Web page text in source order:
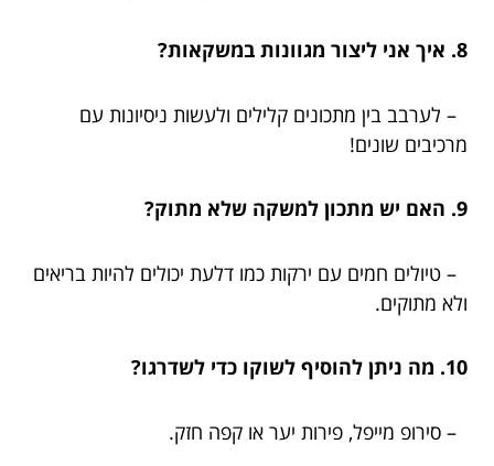
8. איך אני ליצור מגוונות במשקאות?
– לערבב בין מתכונים קלילים ולעשות ניסיונות עם
מרכיבים שונים!
9. האם יש מתכון למשקה שלא מתוק?
– טיולים חמים עם ירקות כמו דלעת יכולים להיות בריאים
ולא מתוקים.
10. מה ניתן להוסיף לשוקו כדי לשדרגו?
– סירופ מייפל, פירות יער או קפה חזק.